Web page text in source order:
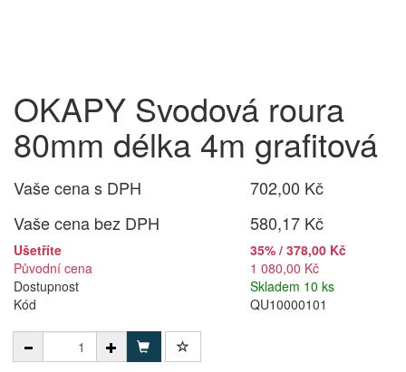
OKAPY Svodová roura
80mm délka 4m grafitová
Vaše cena s DPH
702,00 Kč
Vaše cena bez DPH
580,17 Kč
Ušetříte
35% / 378,00 Kč
Původní cena
1 080,00 Kč
Dostupnost
Skladem 10 ks
Kód
QU10000101